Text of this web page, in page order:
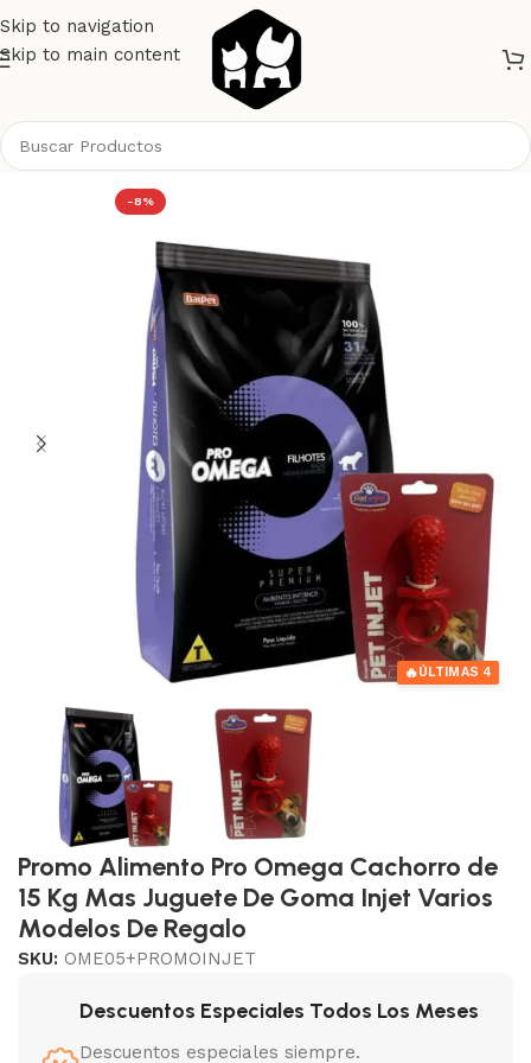
Skip to navigation
Skip to main content
-8%
🔥ÚLTIMAS 4
Promo Alimento Pro Omega Cachorro de
15 Kg Mas Juguete De Goma Injet Varios
Modelos De Regalo
SKU: OME05+PROMOINJET
Descuentos Especiales Todos Los Meses
Descuentos especiales siempre.